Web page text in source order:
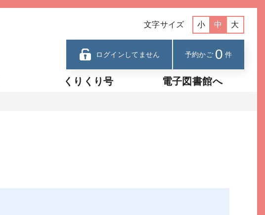
文字サイズ 小 中 大
ログインしてません 予約かご 0 件
くりくり号 電子図書館へ